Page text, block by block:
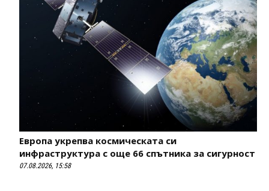
Европа укрепва космическата си
инфраструктура с още 66 спътника за сигурност
07.08.2026, 15:58